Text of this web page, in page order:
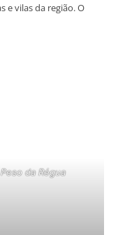
e vilas da região. O
Peso da Régua